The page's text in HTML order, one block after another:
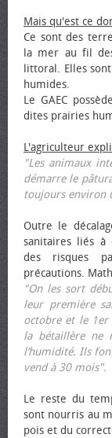
Mais qu'est ce
Ce sont des
la mer au fil
littoral. Elles
humides.
Le GAEC
dites prairies
L'agriculteur
"Les animaux
démarre le
toujours environ
Outre le
sanitaires liés à
des risques
précautions.
"On les sort
leur première
octobre et le
la bétaillère ne
l’humidité. Ils
vend à 30 mois".
Le reste du
sont nourris au
pois et du